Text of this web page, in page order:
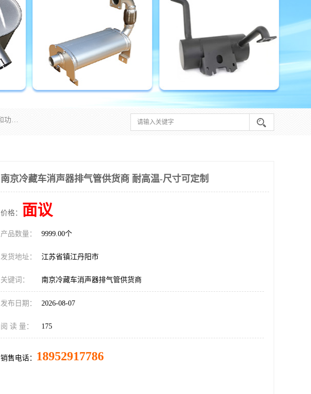
消音器主要用于降低机械设备或枪械等产生的噪声。它通过阻尼或增加排气面积来降低排气速度和功率，从而降低噪声。常见的消音器类型包括阻性消声器、抗性消声器、共振消声器以及阻抗复合式消声器等。这些消音器各有特点，适用于不同频率的噪声消除。
南京冷藏车消声器排气管供货商 耐高温-尺寸可定制
价格： 面议
产品数量： 9999.00个
发货地址： 江苏省镇江丹阳市
关键词： 南京冷藏车消声器排气管供货商
发布日期： 2026-08-07
阅 读 量： 175
销售电话： 18952917786